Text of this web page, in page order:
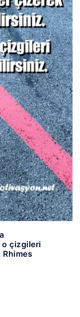
o çizgileri